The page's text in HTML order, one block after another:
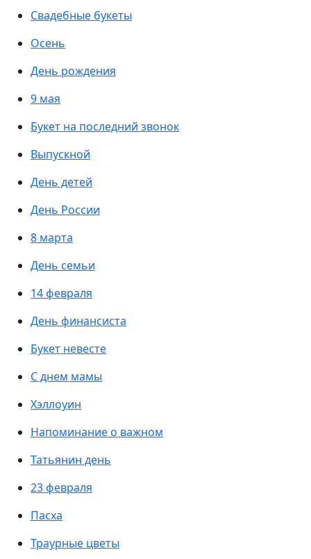
Свадебные букеты
Осень
День рождения
9 мая
Букет на последний звонок
Выпускной
День детей
День России
8 марта
День семьи
14 февраля
День финансиста
Букет невесте
С днем мамы
Хэллоуин
Напоминание о важном
Татьянин день
23 февраля
Пасха
Траурные цветы